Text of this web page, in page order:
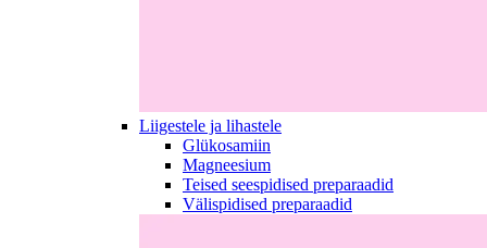
Liigestele ja lihastele
Glükosamiin
Magneesium
Teised seespidised preparaadid
Välispidised preparaadid